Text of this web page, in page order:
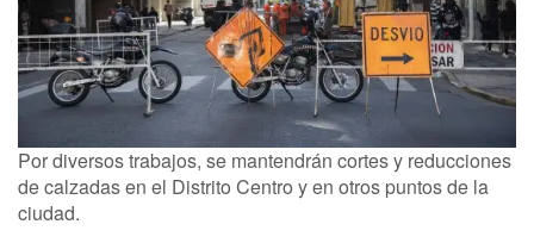
Por diversos trabajos, se mantendrán cortes y reducciones
de calzadas en el Distrito Centro y en otros puntos de la
ciudad.